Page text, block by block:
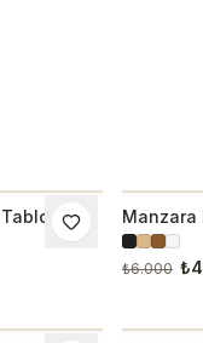
Seti Manzara
₺6.000